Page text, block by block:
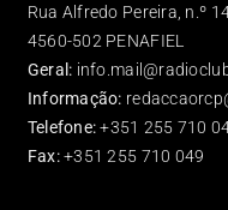
Rua Alfredo Pereira, n.º
4560-502 PENAFIEL
Geral:
Informação:
Telefone: +351 255 710
Fax:+351 255 710 049